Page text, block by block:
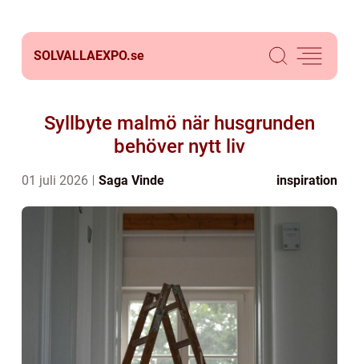
SOLVALLAEXPO.se
Syllbyte malmö när husgrunden
behöver nytt liv
01 juli 2026 Saga Vinde inspiration